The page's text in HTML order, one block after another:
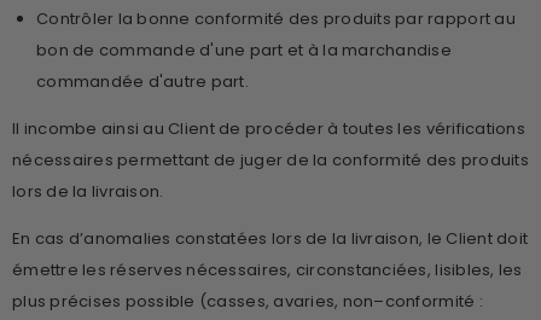
Contrôler la bonne conformité des produits par rapport au
bon de commande d'une part et à la marchandise
commandée d'autre part.
Il incombe ainsi au Client de procéder à toutes les vérifications
nécessaires permettant de juger de la conformité des produits
lors de la livraison.
En cas d’anomalies constatées lors de la livraison, le Client doit
émettre les réserves nécessaires, circonstanciées, lisibles, les
plus précises possible (casses, avaries, non–conformité :